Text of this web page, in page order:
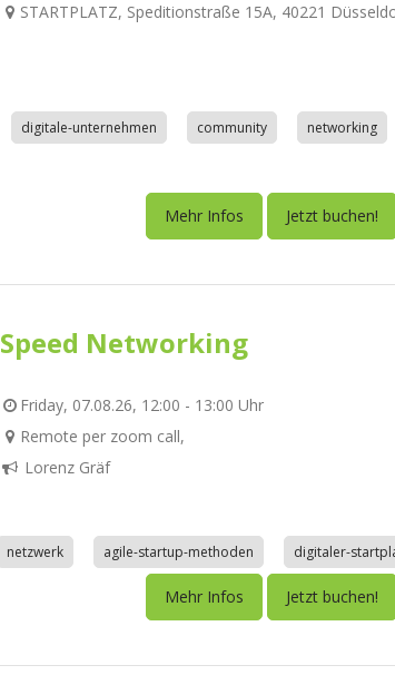
STARTPLATZ, Speditionstraße 15A, 40221
digitale-unternehmen community networking
Mehr Infos Jetzt buchen!
Speed Networking
Friday, 07.08.26, 12:00 - 13:00 Uhr
Remote per zoom call,
Lorenz Gräf
netzwerk agile-startup-methoden digitaler-
Mehr Infos Jetzt buchen!